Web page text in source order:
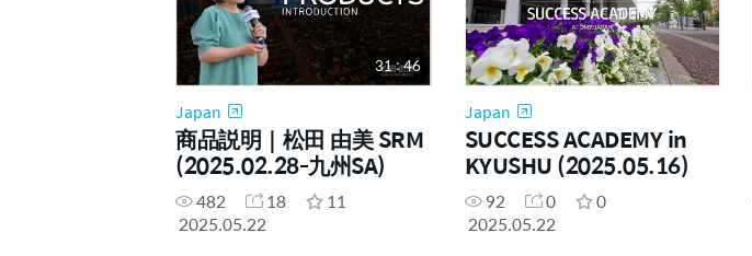
31 : 46
Japan
商品説明｜松田 由美 SRM
(2025.02.28-九州SA)
482 18
11
2025.05.22
Japan
SUCCESS ACADEMY in
KYUSHU (2025.05.16)
92 0
0
2025.05.22